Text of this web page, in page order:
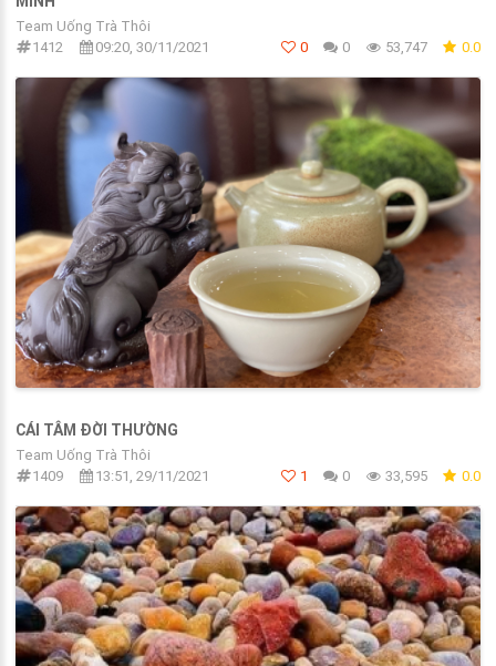
Team Uống Trà Thôi
1412
09:20, 30/11/2021 0 0 53,747 0.0
CÁI TÂM ĐỜI THƯỜNG
Team Uống Trà Thôi
1409
13:51, 29/11/2021 1 0 33,595 0.0